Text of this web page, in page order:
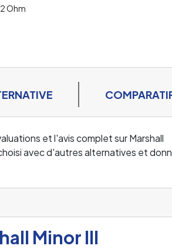
Ohm
et l'avis complet sur Marshall
avec d'autres alternatives et
Minor III